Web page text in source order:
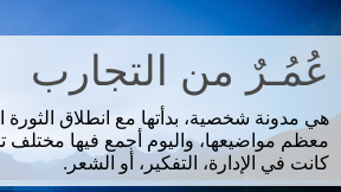
عُمُـرٌ من التجارب
هي مدونة شخصية، بدأتها مع انطلاق
معظم مواضيعها، واليوم أجمع فيها مختلف
كانت في الإدارة، التفكير، أو الشعر.